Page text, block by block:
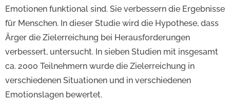
Emotionen funktional sind. Sie verbessern die Ergebnisse
für Menschen. In dieser Studie wird die Hypothese, dass
Ärger die Zielerreichung bei Herausforderungen
verbessert, untersucht. In sieben Studien mit insgesamt
ca. 2000 Teilnehmern wurde die Zielerreichung in
verschiedenen Situationen und in verschiedenen
Emotionslagen bewertet.